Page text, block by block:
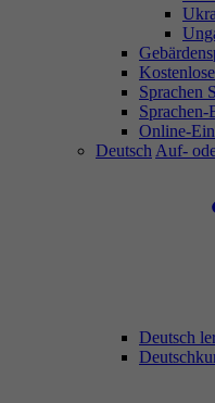
Sprachen
Online-
Deutsch Auf-
Deutsch